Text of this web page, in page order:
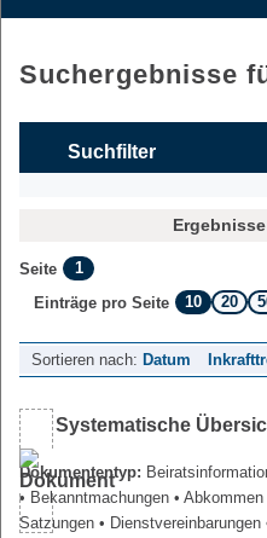
Suchergebnisse
Suchfilter
Seite
1
Einträge pro Seite
10 20
Sortieren nach: Datum
Systematische
Dokumententyp:
• Bekanntmachungen • Abkommen
Satzungen • Dienstvereinbarungen